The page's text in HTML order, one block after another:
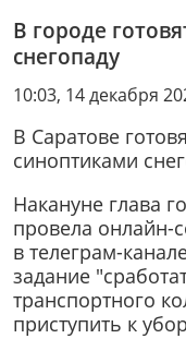
В городе
снегопаду
10:03, 14 декабря
В Саратове
синоптиками
Накануне глава
провела онлайн-
в телеграм-
задание
транспортного
приступить к